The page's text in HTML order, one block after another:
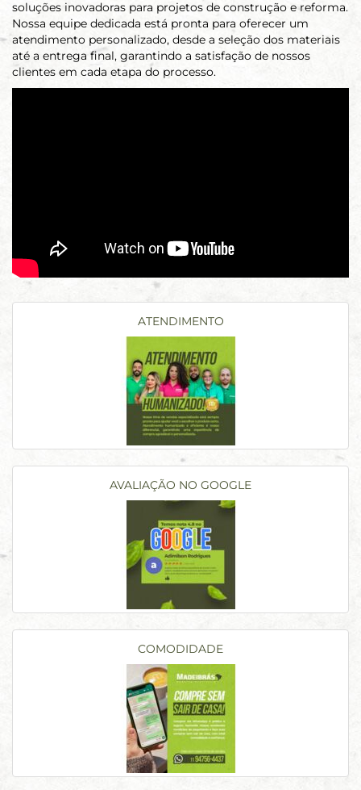
soluções inovadoras para projetos de construção e reforma.
Nossa equipe dedicada está pronta para oferecer um
atendimento personalizado, desde a seleção dos materiais
até a entrega final, garantindo a satisfação de nossos
clientes em cada etapa do processo.
ATENDIMENTO
AVALIAÇÃO NO GOOGLE
COMODIDADE